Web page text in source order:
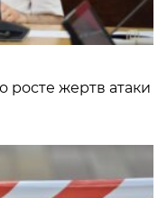
росте жертв атаки